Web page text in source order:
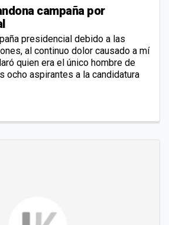
campaña por
presidencial debido a las
al continuo dolor causado a mí
quien era el único hombre de
ocho aspirantes a la candidatura